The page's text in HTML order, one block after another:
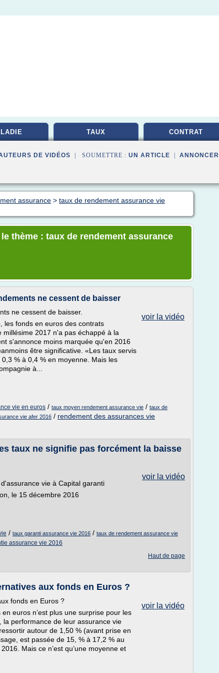
TAUX CONTRAT
DE VIDÉOS | SOUMETTRE : UN ARTICLE ANNONCER
assurance > taux de rendement assurance vie
thème : taux de rendement assurance
ne cessent de baisser
voir la vidéo
ne cessent de baisser.
les fonds en euros des contrats
2017 n'a pas échappé à la
s'annonce moins marquée qu'en 2016
être significative. «Les taux servis
% à 0,4 % en moyenne. Mais les
à...
vie en euros / taux moyen rendement assurance vie / taux de
vie afer 2016 / rendement des assurances vie
taux ne signifie pas forcément la baisse
voir la vidéo
vie à Capital garanti
le 15 décembre 2016
/ taux garanti assurance vie 2016 / taux de rendement assurance vie
assurance vie 2016
Haut de page
aux fonds en Euros ?
voir la vidéo
fonds en Euros ?
euros n’est plus une surprise pour les
performance de leur assurance vie
autour de 1,50 % (avant prise en
est passée de 15, % à 17,2 % au
Mais ce n’est qu’une moyenne et